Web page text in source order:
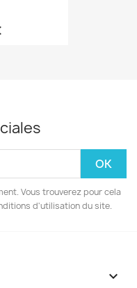
Vous trouverez pour cela
d'utilisation du site.
